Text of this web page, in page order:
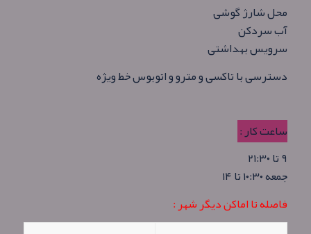
محل شارژ گوشی
آب سردکن
سرویس بهداشتی
دسترسی با تاکسی و مترو و اتوبوس خط ویژه
ساعت کار :
۹ تا ۲۱:۳۰
جمعه ۱۰:۳۰ تا ۱۴
فاصله تا اماکن دیگر شهر :